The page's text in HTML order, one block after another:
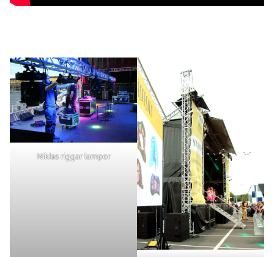
Niklas riggar lampor